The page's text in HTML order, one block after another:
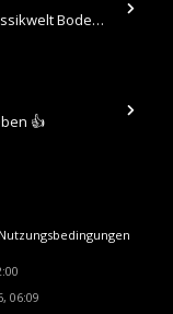
Hallo , Hier sind nun meine Bilder 2026er Klassikwelt Bodensee 😀 https://up.picr.de/51125547rb.jpg https://up.pi
👍
Nutzungsbedingungen
06:09